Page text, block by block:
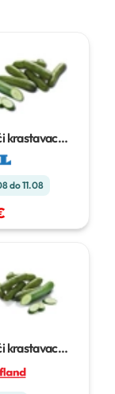
krastavac
do 11.08
krastavac